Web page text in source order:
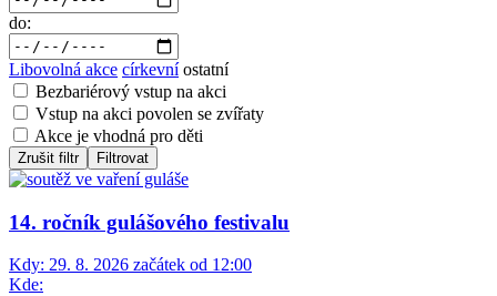
do:
Libovolná akce církevní ostatní
Bezbariérový vstup na akci
Vstup na akci povolen se zvířaty
Akce je vhodná pro děti
Zrušit filtr Filtrovat
14. ročník gulášového festivalu
Kdy: 29. 8. 2026 začátek od 12:00
Kde: